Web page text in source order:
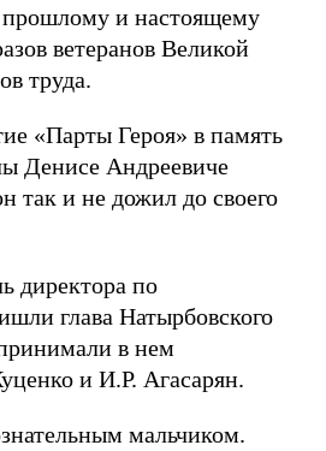
прошлому и настоящему
ветеранов Великой
труда.
«Парты Героя» в память
Денисе Андреевиче
так и не дожил до своего
директора по
глава Натырбовского
в нем
и И.Р. Агасарян.
мальчиком.